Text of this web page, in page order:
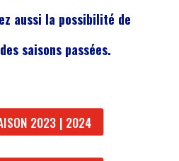
aussi la possibilité de
saisons passées.
2023 | 2024